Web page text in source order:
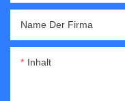
Name Der Firma
Inhalt